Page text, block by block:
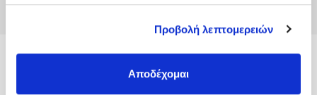
Προβολή λεπτομερειών
Αποδέχομαι